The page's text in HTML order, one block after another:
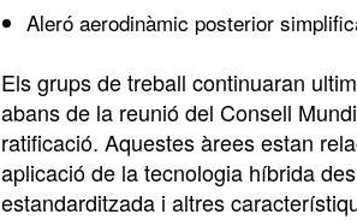
Aleró aerodinàmic posterior
Els grups de treball continuaran
abans de la reunió del Consell
ratificació. Aquestes àrees estan
aplicació de la tecnologia híbrida
estandarditzada i altres